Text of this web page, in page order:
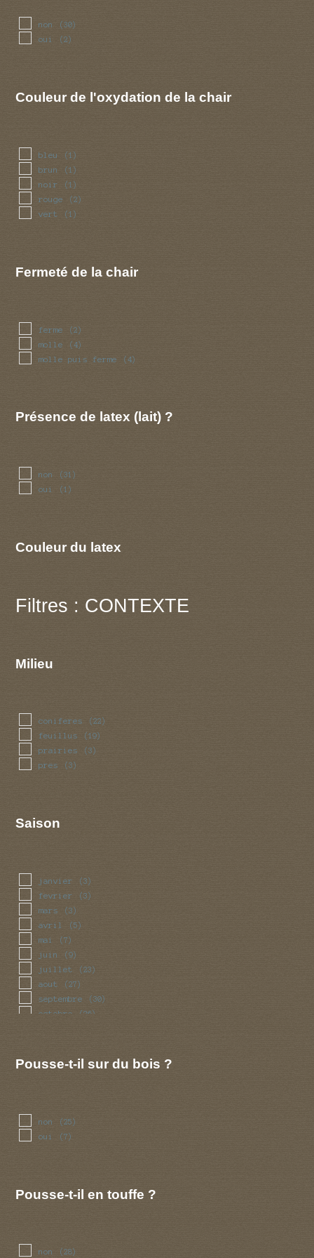
non (30)
oui (2)
Couleur de l'oxydation de la chair
bleu (1)
brun (1)
noir (1)
rouge (2)
vert (1)
Fermeté de la chair
ferme (2)
molle (4)
molle puis ferme (4)
Présence de latex (lait) ?
non (31)
oui (1)
Couleur du latex
Filtres : CONTEXTE
Milieu
coniferes (22)
feuillus (19)
prairies (3)
pres (3)
Saison
janvier (3)
fevrier (3)
mars (3)
avril (5)
mai (7)
juin (9)
juillet (23)
aout (27)
septembre (30)
octobre (26)
Pousse-t-il sur du bois ?
non (25)
oui (7)
Pousse-t-il en touffe ?
non (28)